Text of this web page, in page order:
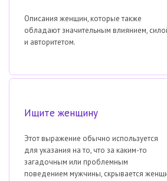
Описания женщин, которые также
обладают значительным влиянием,
и авторитетом.
Ищите женщину
Этот выражение обычно используется
для указания на то, что за каким-то
загадочным или проблемным
поведением мужчины, скрывается